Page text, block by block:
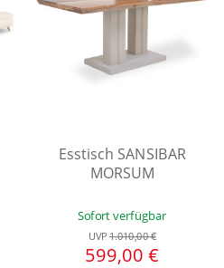
Esstisch SANSIBAR
MORSUM
Sofort verfügbar
UVP1.010,00 €
599,00 €